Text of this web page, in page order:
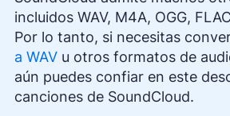
incluidos WAV, M4A, OGG,
Por lo tanto, si necesitas
a WAV u otros formatos de
aún puedes confiar en este
canciones de SoundCloud.